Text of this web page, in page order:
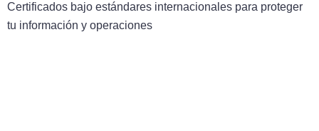
Certificados bajo estándares internacionales para proteger
tu información y operaciones